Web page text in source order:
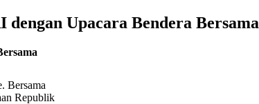
Upacara Bendera Bersama
Bersama
Republik